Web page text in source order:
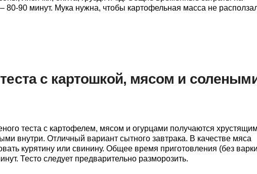
80-90 минут. Мука нужна, чтобы картофельная масса не
с картошкой, мясом и
теста с картофелем, мясом и огурцами получаются
внутри. Отличный вариант сытного завтрака. В качестве мяса
курятину или свинину. Общее время приготовления (без варки
Тесто следует предварительно разморозить.